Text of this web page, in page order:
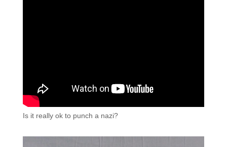
Is it really ok to punch a nazi?